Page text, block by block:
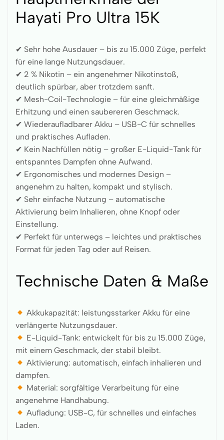
Hayati Pro Ultra 15K
✔ Sehr hohe Ausdauer – bis zu 15.000 Züge, perfekt
für eine lange Nutzungsdauer.
✔ 2 % Nikotin – ein angenehmer Nikotinstoß,
deutlich spürbar, aber trotzdem sanft.
✔ Mesh-Coil-Technologie – für eine gleichmäßige
Erhitzung und einen saubereren Geschmack.
✔ Wiederaufladbarer Akku – USB-C für schnelles
und praktisches Aufladen.
✔ Kein Nachfüllen nötig – großer E-Liquid-Tank für
entspanntes Dampfen ohne Aufwand.
✔ Ergonomisches und modernes Design –
angenehm zu halten, kompakt und stylisch.
✔ Sehr einfache Nutzung – automatische
Aktivierung beim Inhalieren, ohne Knopf oder
Einstellung.
✔ Perfekt für unterwegs – leichtes und praktisches
Format für jeden Tag oder auf Reisen.
Technische Daten & Maße
Akkukapazität: leistungsstarker Akku für eine
verlängerte Nutzungsdauer.
E-Liquid-Tank: entwickelt für bis zu 15.000 Züge,
mit einem Geschmack, der stabil bleibt.
Aktivierung: automatisch, einfach inhalieren und
dampfen.
Material: sorgfältige Verarbeitung für eine
angenehme Handhabung.
Aufladung: USB-C, für schnelles und einfaches
Laden.